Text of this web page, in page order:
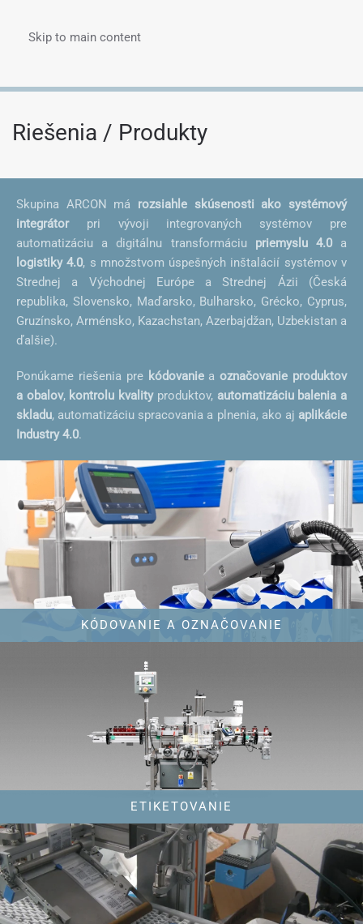
Skip to main content
Riešenia / Produkty
Skupina ARCON má rozsiahle skúsenosti ako systémový
integrátorpri vývoji integrovaných systémov pre
automatizáciu a digitálnu transformáciu priemyslu 4.0a
logistiky 4.0, s množstvom úspešných inštalácií systémov v
Strednej a Východnej Európe a Strednej Ázii (Česká
republika, Slovensko, Maďarsko, Bulharsko, Grécko, Cyprus,
Gruzínsko, Arménsko, Kazachstan, Azerbajdžan, Uzbekistan a
ďalšie).
Ponúkame riešenia pre kódovanieaoznačovanie produktov
a obalov, kontrolu kvalityproduktov, automatizáciu balenia a
skladu, automatizáciu spracovania a plnenia, ako aj aplikácie
Industry 4.0.
KÓDOVANIE A OZNAČOVANIE
ETIKETOVANIE